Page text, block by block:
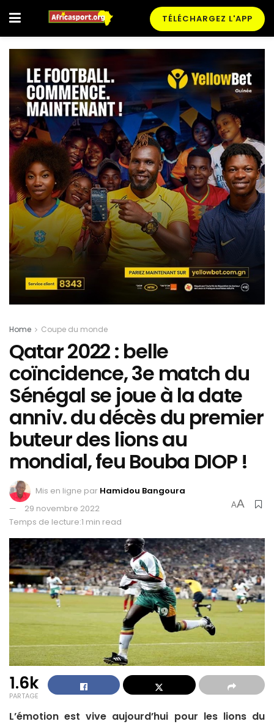
TÉLÉCHARGEZ L'APP
Home Coupe du monde
Qatar 2022 : belle
coïncidence, 3e match du
Sénégal se joue à la date
anniv. du décès du premier
buteur des lions au
mondial, feu Bouba DIOP !
Mis en ligne par Hamidou Bangoura
29 novembre 2022
Temps de lecture:1 min read
AA
1.6k
PARTAGE
L’émotion est vive aujourd’hui pour les lions du